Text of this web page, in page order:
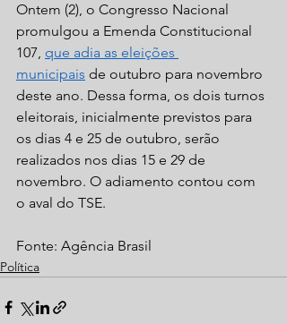
Ontem (2), o Congresso Nacional
promulgou a Emenda Constitucional
107, que adia as eleições
municipais de outubro para novembro
deste ano. Dessa forma, os dois turnos
eleitorais, inicialmente previstos para
os dias 4 e 25 de outubro, serão
realizados nos dias 15 e 29 de
novembro. O adiamento contou com
o aval do TSE.
Fonte: Agência Brasil
Política